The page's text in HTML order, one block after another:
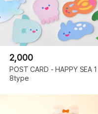
2,000
POST CARD - HAPPY SEA 1
8type